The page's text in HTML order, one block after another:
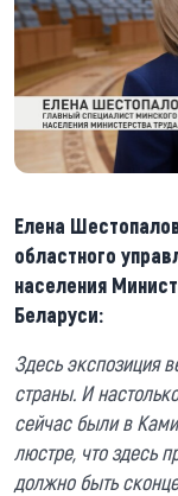
Елена
областного
населения
Беларуси:
Здесь экспозиция
страны. И
сейчас были в
люстре, что здесь
должно быть